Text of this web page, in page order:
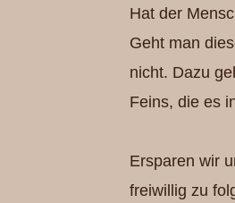
Hat der
Geht man
nicht. Dazu
Feins, die es
Ersparen wir
freiwillig zu